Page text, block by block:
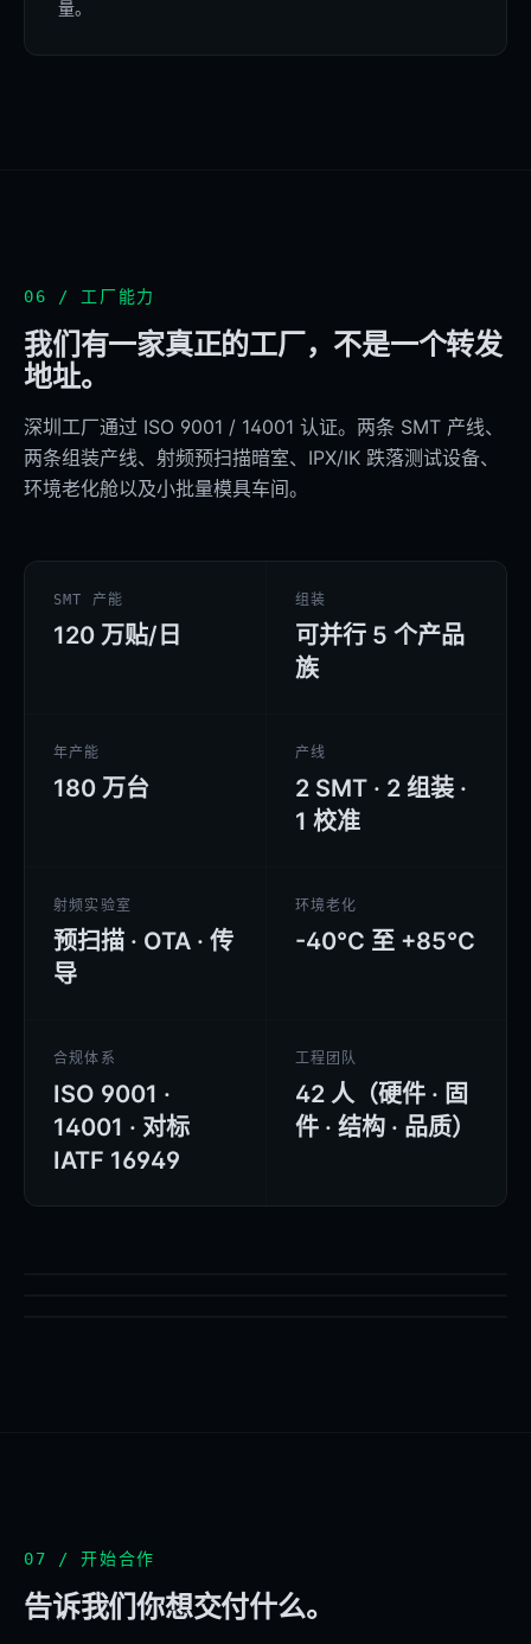
量。
06 / 工厂能力
我们有一家真正的工厂，不是一个转发
地址。
深圳工厂通过 ISO 9001 / 14001 认证。两条 SMT 产线、
两条组装产线、射频预扫描暗室、IPX/IK 跌落测试设备、
环境老化舱以及小批量模具车间。
SMT 产能
120 万贴/日
组装
可并行 5 个产品
族
年产能
180 万台
产线
2 SMT · 2 组装 ·
1 校准
射频实验室
预扫描 · OTA · 传
导
环境老化
-40°C 至 +85°C
合规体系
ISO 9001 ·
14001 · 对标
IATF 16949
工程团队
42 人（硬件 · 固
件 · 结构 · 品质）
07 / 开始合作
告诉我们你想交付什么。